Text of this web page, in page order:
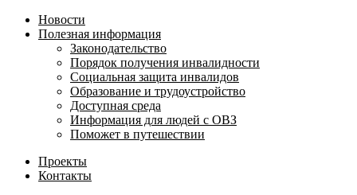
Новости
Полезная информация
Законодательство
Порядок получения инвалидности
Социальная защита инвалидов
Образование и трудоустройство
Доступная среда
Информация для людей с ОВЗ
Поможет в путешествии
Проекты
Контакты